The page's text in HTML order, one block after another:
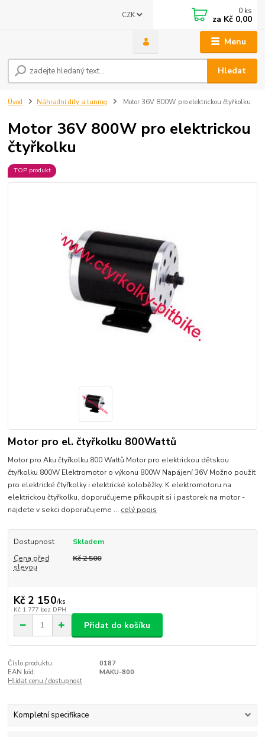
Menu
CZK
Hledat
0 ks
za Kč 0,00
Úvod Náhradní díly a tuning Motor 36V 800W pro elektrickou čtyřkolku
Motor 36V 800W pro elektrickou
čtyřkolku
TOP produkt
Motor pro el. čtyřkolku 800Wattů
Motor pro Aku čtyřkolku 800 Wattů Motor pro elektrickou dětskou
čtyřkolku 800W Elektromotor o výkonu 800W Napájení 36V Možno použít
pro elektrické čtyřkolky i elektrické koloběžky. K elektromotoru na
elektrickou čtyřkolku, doporučujeme přikoupit si i pastorek na motor -
najdete v sekci doporučujeme ... celý popis
Dostupnost
Skladem
Cena před
slevou
Kč 2 500
Kč 2 150/ks
Kč 1 777 bez DPH
Přidat do košíku
Číslo produktu:
0187
EAN kód:
MAKU-800
Hlídat cenu / dostupnost
Kompletní specifikace